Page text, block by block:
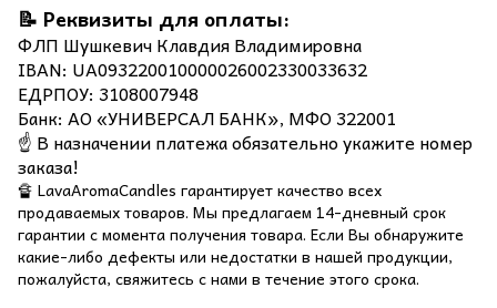
📝 Реквизиты для оплаты:
ФЛП Шушкевич Клавдия Владимировна
IBAN: UA093220010000026002330033632
ЕДРПОУ: 3108007948
Банк: АО «УНИВЕРСАЛ БАНК», МФО 322001
☝️ В назначении платежа обязательно укажите номер
заказа!
🔏 LavaAromaCandles гарантирует качество всех
продаваемых товаров. Мы предлагаем 14-дневный срок
гарантии с момента получения товара. Если Вы обнаружите
какие-либо дефекты или недостатки в нашей продукции,
пожалуйста, свяжитесь с нами в течение этого срока.